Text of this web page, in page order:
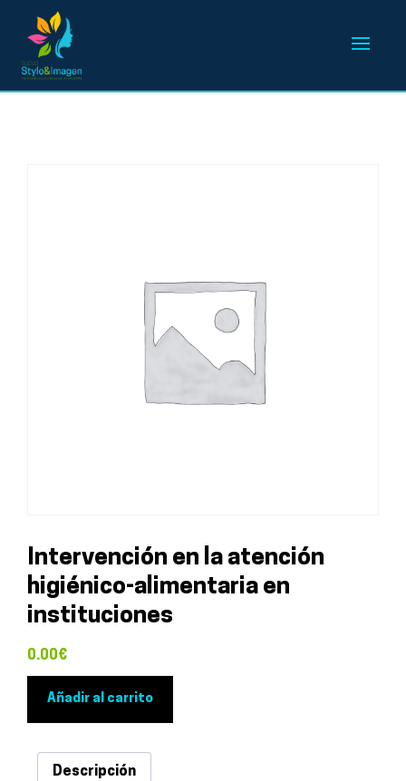
Intervención en la atención
higiénico-alimentaria en
instituciones
0.00€
Añadir al carrito
Descripción